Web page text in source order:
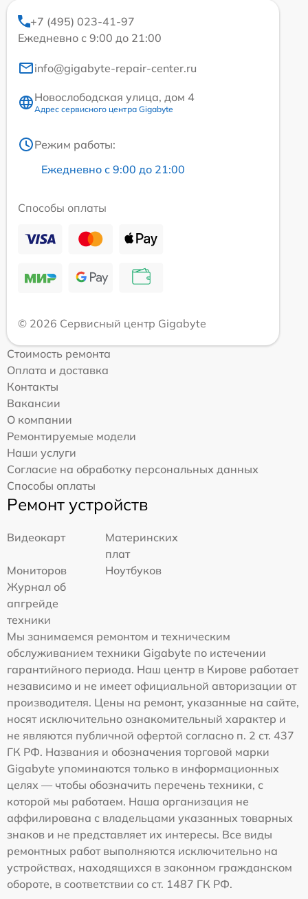
+7 (495) 023-41-97
Ежедневно с 9:00 до 21:00
info@gigabyte-repair-center.ru
Новослободская улица, дом 4
Адрес сервисного центра Gigabyte
Режим работы:
Ежедневно с 9:00 до 21:00
Способы оплаты
© 2026 Сервисный центр Gigabyte
Стоимость ремонта
Оплата и доставка
Контакты
Вакансии
О компании
Ремонтируемые модели
Наши услуги
Согласие на обработку персональных данных
Способы оплаты
Ремонт устройств
Видеокарт
Материнских
плат
Мониторов
Ноутбуков
Журнал об
апгрейде
техники
Мы занимаемся ремонтом и техническим
обслуживанием техники Gigabyte по истечении
гарантийного периода. Наш центр в Кирове работает
независимо и не имеет официальной авторизации от
производителя. Цены на ремонт, указанные на сайте,
носят исключительно ознакомительный характер и
не являются публичной офертой согласно п. 2 ст. 437
ГК РФ. Названия и обозначения торговой марки
Gigabyte упоминаются только в информационных
целях — чтобы обозначить перечень техники, с
которой мы работаем. Наша организация не
аффилирована с владельцами указанных товарных
знаков и не представляет их интересы. Все виды
ремонтных работ выполняются исключительно на
устройствах, находящихся в законном гражданском
обороте, в соответствии со ст. 1487 ГК РФ.